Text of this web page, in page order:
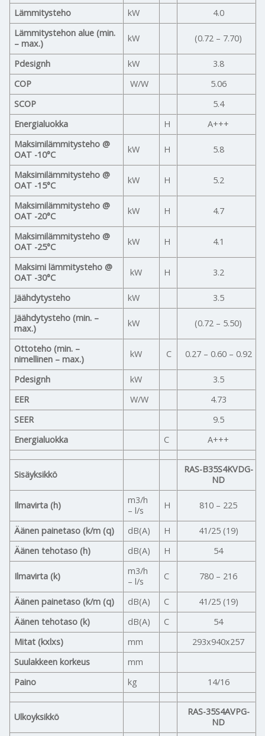
Lämmitysteho kW
4.0
Lämmitystehon alue (min.
– max.)
kW (0.72 – 7.70)
Pdesignh kW
3.8
COP
W/W
5.06
SCOP
5.4
Energialuokka
H
A+++
Maksimilämmitysteho @
OAT -10°C
kW H 5.8
Maksimilämmitysteho @
OAT -15°C
kW H 5.2
Maksimilämmitysteho @
OAT -20°C
kW H 4.7
Maksimilämmitysteho @
OAT -25°C
kW H 4.1
Maksimi lämmitysteho @
OAT -30°C
kW H 3.2
Jäähdytysteho kW
3.5
Jäähdytysteho (min. –
max.)
kW (0.72 – 5.50)
Ottoteho (min. –
nimellinen – max.)
kW C 0.27 – 0.60 – 0.92
Pdesignh kW
3.5
EER
W/W
4.73
SEER
9.5
Energialuokka
C A+++
Sisäyksikkö
RAS-B35S4KVDG-
ND
Ilmavirta (h)
m3/h
– l/s
H 810 – 225
Äänen painetaso (k/m (q) dB(A) H
41/25 (19)
Äänen tehotaso (h)
dB(A) H 54
Ilmavirta (k)
m3/h
– l/s
C 780 – 216
Äänen painetaso (k/m (q) dB(A) C
41/25 (19)
Äänen tehotaso (k)
dB(A) C
54
Mitat (kxlxs)
mm
293x940x257
Suulakkeen korkeus
mm
Paino
kg 14/16
Ulkoyksikkö
RAS-35S4AVPG-
ND